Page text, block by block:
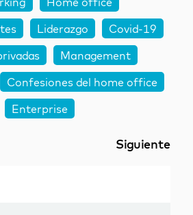
Liderazgo Covid-19
Management
Confesiones del home office
Enterprise
Siguiente